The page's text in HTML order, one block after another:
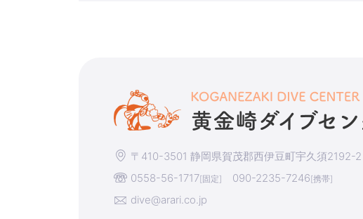
〒410-3501 静岡県賀茂郡西伊豆町宇久須2192-2
0558-56-1717[固定] 090-2235-7246[携帯]
dive@arari.co.jp